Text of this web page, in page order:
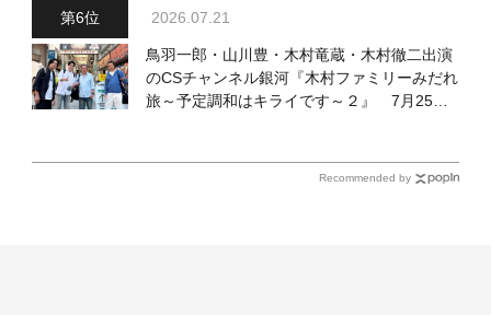
2026.07.21
鳥羽一郎・山川豊・木村竜蔵・木村徹二出演
のCSチャンネル銀河『木村ファミリーみだれ
旅～予定調和はキライです～２』 7月25日
Recommended by